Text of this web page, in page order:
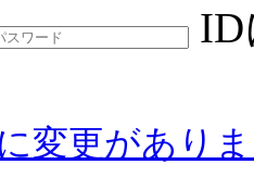
ID
変更があり